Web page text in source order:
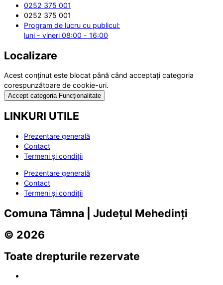
0252 375 001
0252 375 001
Program de lucru cu publicul:
luni - vineri 08:00 - 16:00
Localizare
Acest conținut este blocat până când acceptați categoria
corespunzătoare de cookie-uri.
Accept categoria Funcționalitate
LINKURI UTILE
Prezentare generală
Contact
Termeni și condiții
Prezentare generală
Contact
Termeni și condiții
Comuna Tâmna | Județul Mehedinți
© 2026
Toate drepturile rezervate